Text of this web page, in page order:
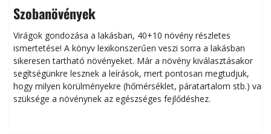
Szobanövények
Virágok gondozása a lakásban, 40+10 növény részletes
ismertetése! A könyv lexikonszerűen veszi sorra a lakásban
sikeresen tart­ha­tó növényeket. Már a növény kiválasztásakor
segítségünkre lesznek a leírások, mert pontosan megtudjuk,
hogy milyen körülményekre (hőmérséklet, páratartalom stb.) van
szüksége a növénynek az egészséges fejlődéshez.